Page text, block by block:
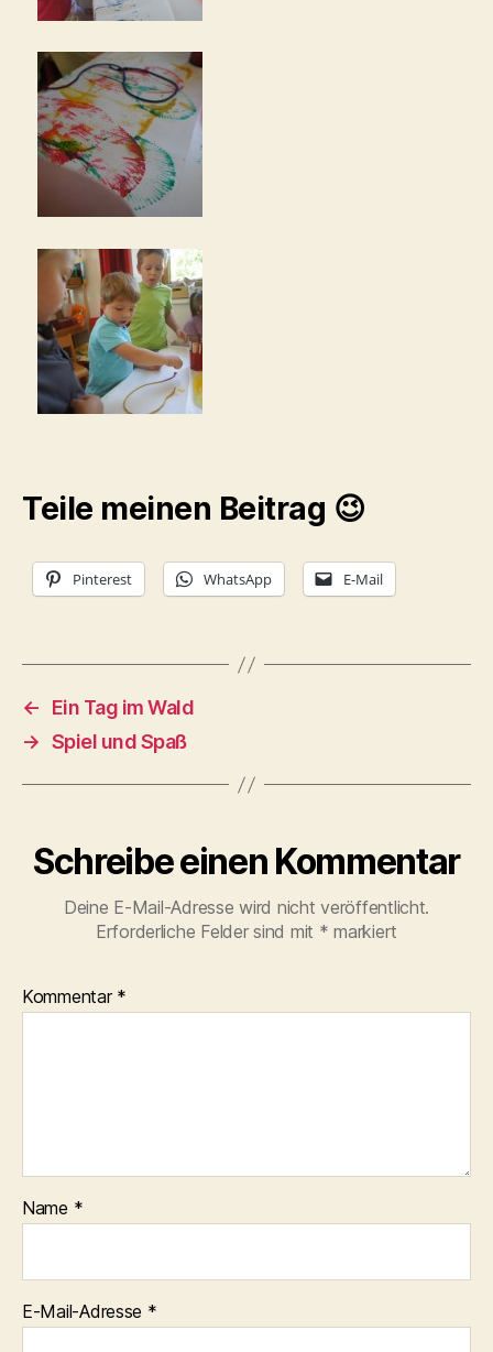
Teile meinen Beitrag 😉
Pinterest WhatsApp E-Mail
←
Ein Tag im Wald
→ Spiel und Spaß
Schreibe einen Kommentar
Deine E-Mail-Adresse wird nicht veröffentlicht.
Erforderliche Felder sind mit * markiert
Kommentar *
Name *
E-Mail-Adresse *